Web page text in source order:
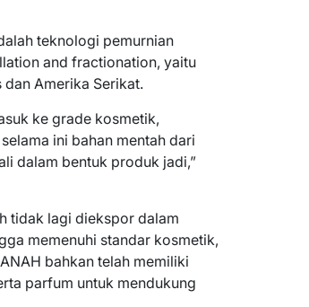
teknologi pemurnian
and fractionation, yaitu
Amerika Serikat.
ke grade kosmetik,
ini bahan mentah dari
dalam bentuk produk jadi,”
tidak lagi diekspor dalam
memenuhi standar kosmetik,
bahkan telah memiliki
parfum untuk mendukung